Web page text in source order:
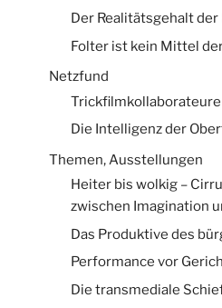
Der Realitätsgehalt der
Folter ist kein Mittel
Netzfund
Trickfilmkollaborateure
Die Intelligenz der
Themen, Ausstellungen
Heiter bis wolkig –
zwischen Imagination
Das Produktive des
Performance vor
Die transmediale